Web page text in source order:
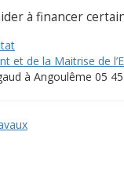
à financer
et de la Maitrise de
à Angoulême 05